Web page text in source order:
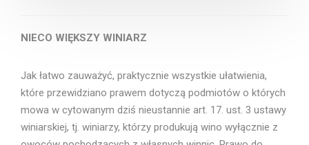
NIECO WIĘKSZY WINIARZ
Jak łatwo zauważyć, praktycznie wszystkie ułatwienia,
które przewidziano prawem dotyczą podmiotów o których
mowa w cytowanym dziś nieustannie art. 17. ust. 3 ustawy
winiarskiej, tj. winiarzy, którzy produkują wino wyłącznie z